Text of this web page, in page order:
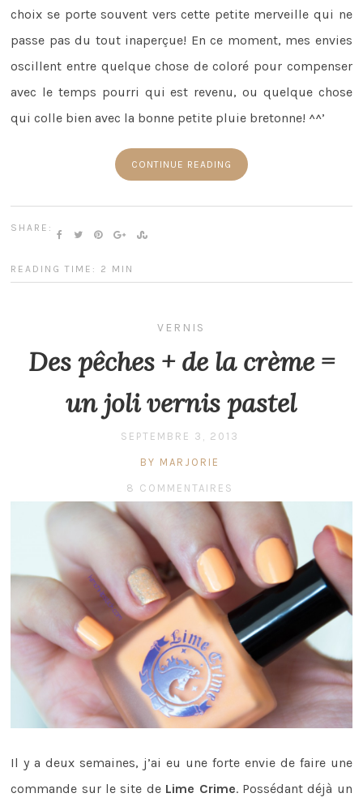
choix se porte souvent vers cette petite merveille qui ne
passe pas du tout inaperçue! En ce moment, mes envies
oscillent entre quelque chose de coloré pour compenser
avec le temps pourri qui est revenu, ou quelque chose
qui colle bien avec la bonne petite pluie bretonne! ^^’
CONTINUE READING
SHARE:
READING TIME: 2 MIN
VERNIS
Des pêches + de la crème =
un joli vernis pastel
SEPTEMBRE 3, 2013
BY MARJORIE
8 COMMENTAIRES
Il y a deux semaines, j’ai eu une forte envie de faire une
commande sur le site de Lime Crime. Possédant déjà un